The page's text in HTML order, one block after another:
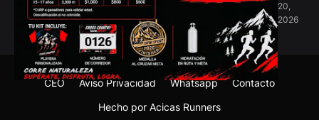
20,
2026
Hecho por Acicas Runners
CEO Aviso Privacidad Whatsapp Contacto